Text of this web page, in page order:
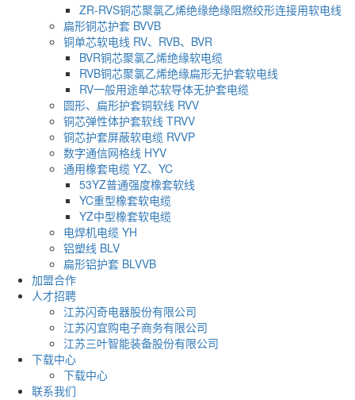
ZR-RVS铜芯聚氯乙烯绝缘绝缘阻燃绞形连接用软电线
扁形铜芯护套 BVVB
铜单芯软电线 RV、RVB、BVR
BVR铜芯聚氯乙烯绝缘软电缆
RVB铜芯聚氯乙烯绝缘扁形无护套软电线
RV一般用途单芯软导体无护套电缆
圆形、扁形护套铜软线 RVV
铜芯弹性体护套软线 TRVV
铜芯护套屏蔽软电缆 RVVP
数字通信网格线 HYV
通用橡套电缆 YZ、YC
53YZ普通强度橡套软线
YC重型橡套软电缆
YZ中型橡套软电缆
电焊机电缆 YH
铝塑线 BLV
扁形铝护套 BLVVB
加盟合作
人才招聘
江苏闪奇电器股份有限公司
江苏闪宜购电子商务有限公司
江苏三叶智能装备股份有限公司
下载中心
下载中心
联系我们